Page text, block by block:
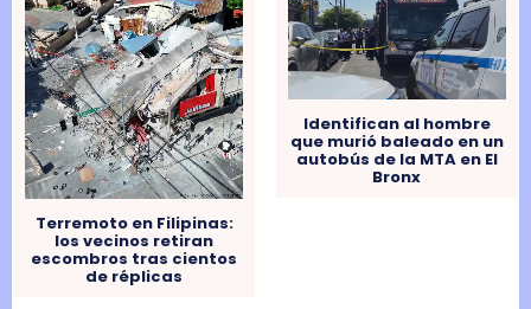
Terremoto en Filipinas:
los vecinos retiran
escombros tras cientos
de réplicas
Identifican al hombre
que murió baleado en un
autobús de la MTA en El
Bronx